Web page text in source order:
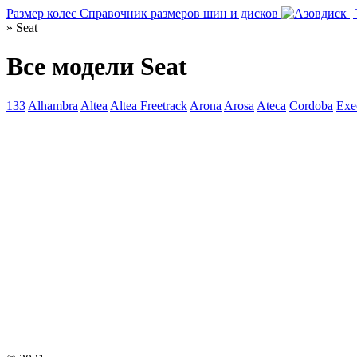
Размер колес Справочник размеров шин и дисков
» Seat
Все модели Seat
133 Alhambra Altea Altea Freetrack Arona Arosa Ateca Cordoba